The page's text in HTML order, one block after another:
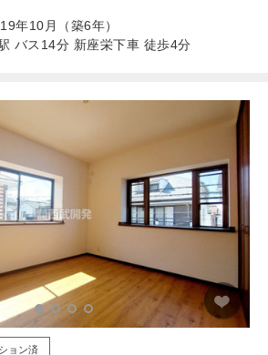
年10月（築6年）
バス14分 新座栄下車 徒歩4分
ョン済